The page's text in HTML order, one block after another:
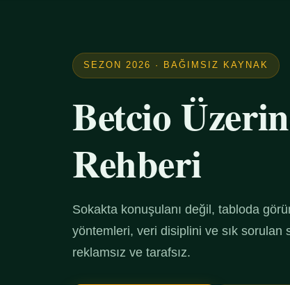
SEZON 2026 · BAĞIMSIZ KAYNAK
Betcio
Rehberi
Sokakta konuşulanı değil, tabloda
yöntemleri, veri disiplini ve sık
reklamsız ve tarafsız.